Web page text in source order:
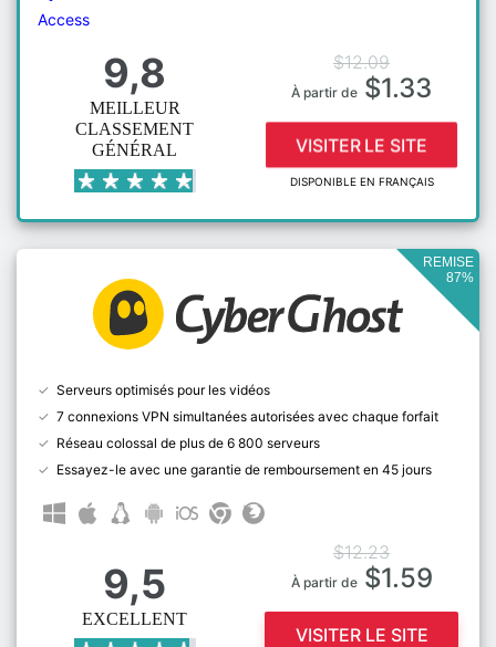
Access
9,8
MEILLEUR
CLASSEMENT
GÉNÉRAL
$12.09
À partir de $1.33
VISITER LE SITE
DISPONIBLE EN FRANÇAIS
REMISE
87%
Serveurs optimisés pour les vidéos
7 connexions VPN simultanées autorisées avec chaque forfait
Réseau colossal de plus de 6 800 serveurs
Essayez-le avec une garantie de remboursement en 45 jours
9,5
EXCELLENT
$12.23
À partir de$1.59
VISITER LE SITE